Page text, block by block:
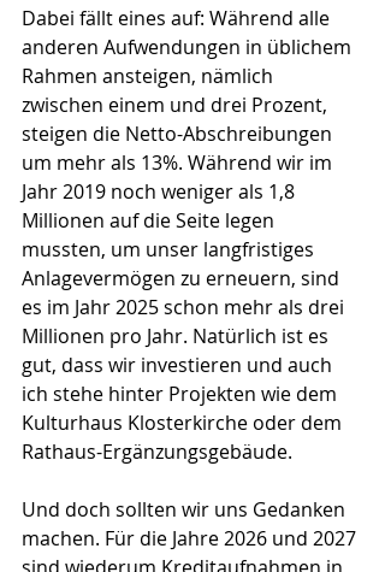
Dabei fällt eines auf: Während alle
anderen Aufwendungen in üblichem
Rahmen ansteigen, nämlich
zwischen einem und drei Prozent,
steigen die Netto-Abschreibungen
um mehr als 13%. Während wir im
Jahr 2019 noch weniger als 1,8
Millionen auf die Seite legen
mussten, um unser langfristiges
Anlagevermögen zu erneuern, sind
es im Jahr 2025 schon mehr als drei
Millionen pro Jahr. Natürlich ist es
gut, dass wir investieren und auch
ich stehe hinter Projekten wie dem
Kulturhaus Klosterkirche oder dem
Rathaus-Ergänzungsgebäude.
Und doch sollten wir uns Gedanken
machen. Für die Jahre 2026 und 2027